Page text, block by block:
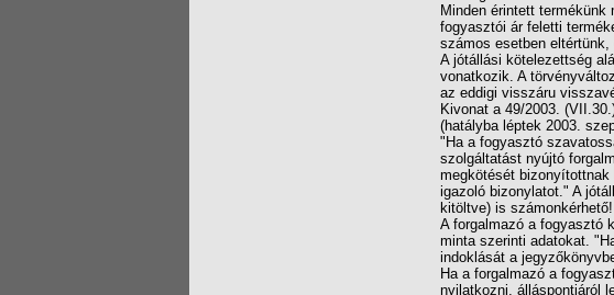
Minden érintett
fogyasztói ár feletti
számos esetben
A jótállási kötelezettség
vonatkozik. A
az eddigi visszáru
Kivonat a 49/2003.
(hatályba léptek 2003.
"Ha a fogyasztó
szolgáltatást nyújtó
megkötését
igazoló bizonylatot." A
kitöltve) is számonkérhető!
A forgalmazó a fogyasztó
minta szerinti adatokat.
indoklását a
Ha a forgalmazó a
nyilatkozni, álláspontjáról